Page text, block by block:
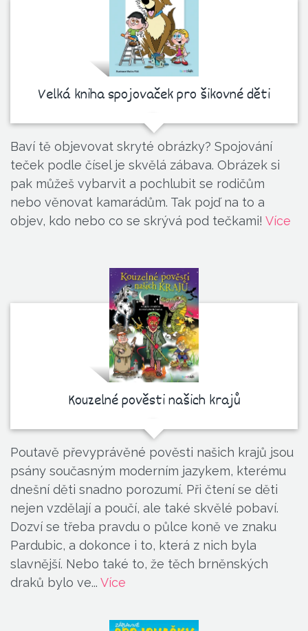
Velká kniha spojovaček pro šikovné děti
Baví tě objevovat skryté obrázky? Spojování
teček podle čísel je skvělá zábava. Obrázek si
pak můžeš vybarvit a pochlubit se rodičům
nebo věnovat kamarádům. Tak pojď na to a
objev, kdo nebo co se skrývá pod tečkami! Více
Kouzelné pověsti našich krajů
Poutavě převyprávěné pověsti našich krajů jsou
psány současným moderním jazykem, kterému
dnešní děti snadno porozumí. Při čtení se děti
nejen vzdělají a poučí, ale také skvělé pobaví.
Dozví se třeba pravdu o půlce koně ve znaku
Pardubic, a dokonce i to, která z nich byla
slavnější. Nebo také to, že těch brněnských
draků bylo ve... Více